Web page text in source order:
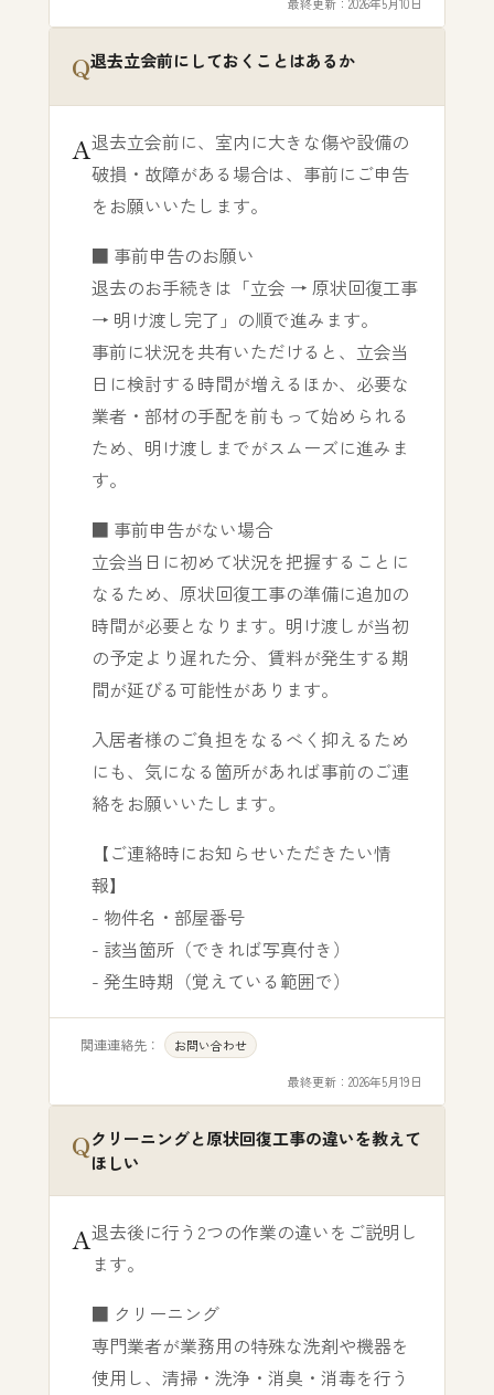
退去立会前にしておくことはあるか
退去立会前に、室内に大きな傷や設備の
破損・故障がある場合は、事前にご申告
をお願いいたします。
■ 事前申告のお願い
退去のお手続きは「立会 → 原状回復工事
→ 明け渡し完了」の順で進みます。
事前に状況を共有いただけると、立会当
日に検討する時間が増えるほか、必要な
業者・部材の手配を前もって始められる
ため、明け渡しまでがスムーズに進みま
す。
■ 事前申告がない場合
立会当日に初めて状況を把握することに
なるため、原状回復工事の準備に追加の
時間が必要となります。明け渡しが当初
の予定より遅れた分、賃料が発生する期
間が延びる可能性があります。
入居者様のご負担をなるべく抑えるため
にも、気になる箇所があれば事前のご連
絡をお願いいたします。
【ご連絡時にお知らせいただきたい情
報】
- 物件名・部屋番号
- 該当箇所（できれば写真付き）
- 発生時期（覚えている範囲で）
関連連絡先： お問い合わせ
最終更新： 2026年5月19日
クリーニングと原状回復工事の違いを教えて
ほしい
退去後に行う2つの作業の違いをご説明し
ます。
■ クリーニング
専門業者が業務用の特殊な洗剤や機器を
使用し、清掃・洗浄・消臭・消毒を行う